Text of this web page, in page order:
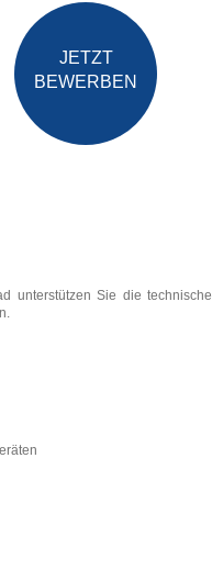
JETZT
BEWERBEN
unterstützen Sie die technische